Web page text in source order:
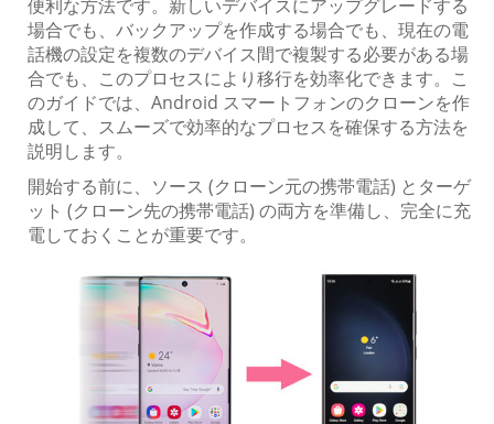
便利な方法です。新しいデバイスにアップグレードする
場合でも、バックアップを作成する場合でも、現在の電
話機の設定を複数のデバイス間で複製する必要がある場
合でも、このプロセスにより移行を効率化できます。こ
のガイドでは、Android スマートフォンのクローンを作
成して、スムーズで効率的なプロセスを確保する方法を
説明します。
開始する前に、ソース (クローン元の携帯電話) とターゲ
ット (クローン先の携帯電話) の両方を準備し、完全に充
電しておくことが重要です。